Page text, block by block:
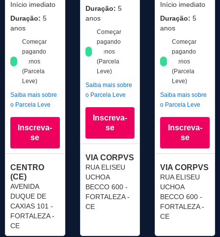
Início imediato
Duração: 5
anos
Começar
pagando
menos
(Parcela
Leve)
Saiba mais sobre
o Parcela Leve
Inscreva-
se
CENTRO
(CE)
AVENIDA
DUQUE DE
CAXIAS 101 -
FORTALEZA -
CE
Duração: 5
anos
Começar
pagando
menos
(Parcela
Leve)
Saiba mais sobre
o Parcela Leve
Inscreva-
se
VIA CORPVS
RUA ELISEU
UCHOA
BECCO 600 -
FORTALEZA -
CE
Início imediato
Duração: 5
anos
Começar
pagando
menos
(Parcela
Leve)
Saiba mais sobre
o Parcela Leve
Inscreva-
se
VIA CORPVS
RUA ELISEU
UCHOA
BECCO 600 -
FORTALEZA -
CE